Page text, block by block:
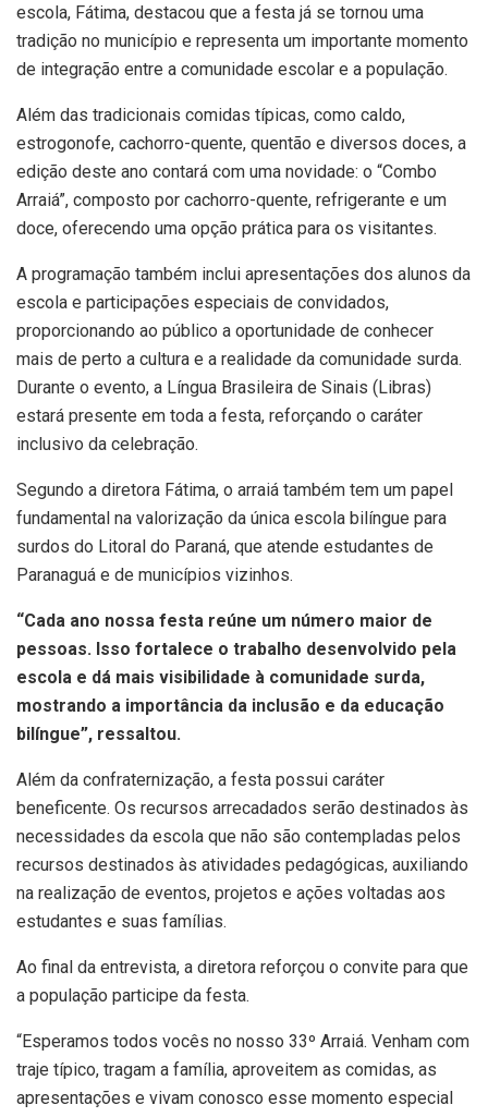
escola, Fátima, destacou que a festa já se tornou uma
tradição no município e representa um importante momento
de integração entre a comunidade escolar e a população.
Além das tradicionais comidas típicas, como caldo,
estrogonofe, cachorro-quente, quentão e diversos doces, a
edição deste ano contará com uma novidade: o “Combo
Arraiá”, composto por cachorro-quente, refrigerante e um
doce, oferecendo uma opção prática para os visitantes.
A programação também inclui apresentações dos alunos da
escola e participações especiais de convidados,
proporcionando ao público a oportunidade de conhecer
mais de perto a cultura e a realidade da comunidade surda.
Durante o evento, a Língua Brasileira de Sinais (Libras)
estará presente em toda a festa, reforçando o caráter
inclusivo da celebração.
Segundo a diretora Fátima, o arraiá também tem um papel
fundamental na valorização da única escola bilíngue para
surdos do Litoral do Paraná, que atende estudantes de
Paranaguá e de municípios vizinhos.
“Cada ano nossa festa reúne um número maior de
pessoas. Isso fortalece o trabalho desenvolvido pela
escola e dá mais visibilidade à comunidade surda,
mostrando a importância da inclusão e da educação
bilíngue”, ressaltou.
Além da confraternização, a festa possui caráter
beneficente. Os recursos arrecadados serão destinados às
necessidades da escola que não são contempladas pelos
recursos destinados às atividades pedagógicas, auxiliando
na realização de eventos, projetos e ações voltadas aos
estudantes e suas famílias.
Ao final da entrevista, a diretora reforçou o convite para que
a população participe da festa.
“Esperamos todos vocês no nosso 33º Arraiá. Venham com
traje típico, tragam a família, aproveitem as comidas, as
apresentações e vivam conosco esse momento especial